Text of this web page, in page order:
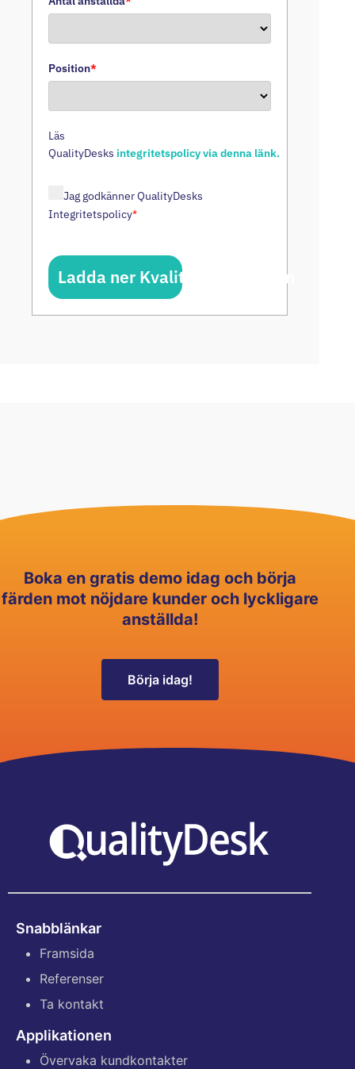
Position*
Läs
QualityDesks integritetspolicy via denna länk.
Jag godkänner QualityDesks
Integritetspolicy*
Ladda ner Kvalitetshandboken
Boka en gratis demo idag och börja
färden mot nöjdare kunder och lyckligare
anställda!
Börja idag!
Snabblänkar
Framsida
Referenser
Ta kontakt
Applikationen
Övervaka kundkontakter